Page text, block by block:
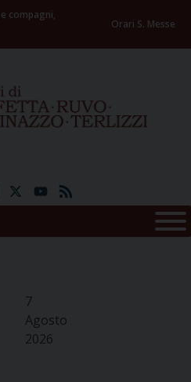
compagni,
Orari S. Messe
InstagramYouTube
7
Agosto
2026